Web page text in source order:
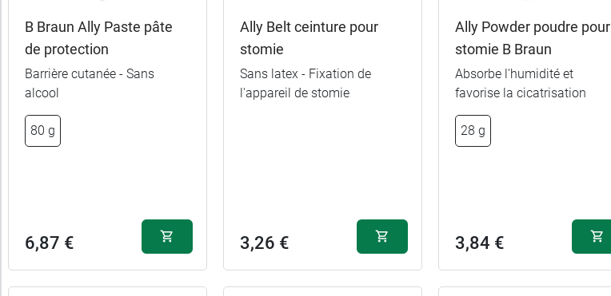
(3/0) 75 cm x DS
16 mm
2,79 €
B Braun Ally Paste pâte
de protection
Barrière cutanée - Sans
alcool
80 g
6,87 €
Ally Belt ceinture pour
stomie
Sans latex - Fixation de
l'appareil de stomie
3,26 €
Ally Powder poudre pour
stomie B Braun
Absorbe l'humidité et
favorise la cicatrisation
28 g
3,84 €